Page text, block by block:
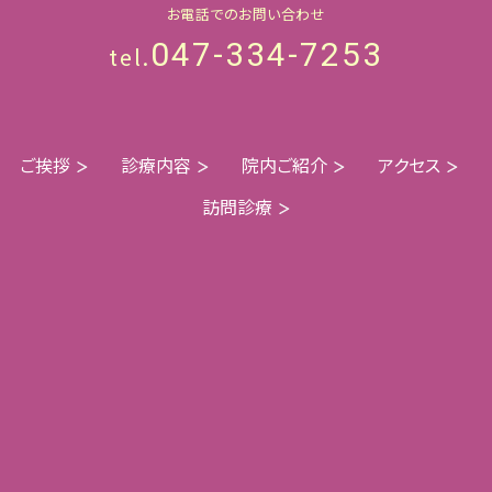
お電話でのお問い合わせ
tel.047-334-7253
ご挨拶
診療内容
訪問診療
院内ご紹介 アクセス